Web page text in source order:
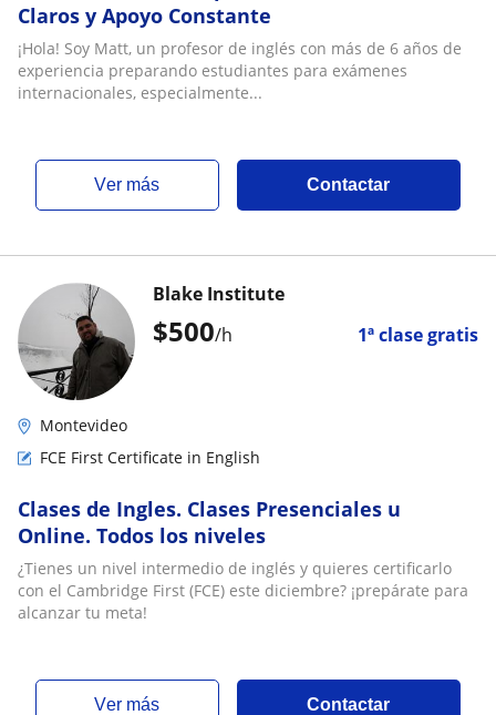
Claros y Apoyo Constante
¡Hola! Soy Matt, un profesor de inglés con más de 6 años de
experiencia preparando estudiantes para exámenes
internacionales, especialmente...
ver más Contactar
$500/h 1ª clase gratis
Blake Institute
Montevideo
FCE First Certificate in English
Clases de Ingles. Clases Presenciales u
Online. Todos los niveles
¿Tienes un nivel intermedio de inglés y quieres certificarlo
con el Cambridge First (FCE) este diciembre? ¡prepárate para
alcanzar tu meta!
ver más Contactar